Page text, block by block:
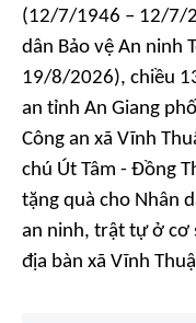
(12/7/1946 – 12/7/
dân Bảo vệ An ninh
19/8/2026), chiều
an tỉnh An Giang
Công an xã Vĩnh
chú Út Tâm - Đồng
tặng quà cho Nhân
an ninh, trật tự ở cơ
địa bàn xã Vĩnh